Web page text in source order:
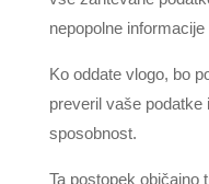
nepopolne
Ko oddate vlogo, bo
preveril vaše podatke
sposobnost.
Ta postopek običajno